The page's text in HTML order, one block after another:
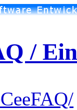
/